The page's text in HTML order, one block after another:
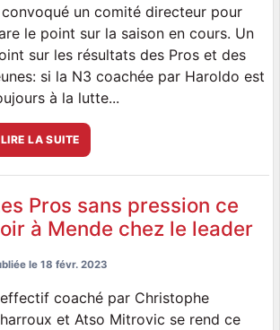
un comité directeur pour
le point sur la saison en cours. Un
sur les résultats des Pros et des
si la N3 coachée par Haroldo est
à la lutte...
LIRE LA SUITE
Pros sans pression ce
à Mende chez le leader
le 18 févr. 2023
coaché par Christophe
et Atso Mitrovic se rend ce